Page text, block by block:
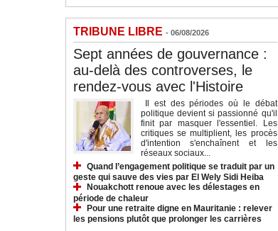
TRIBUNE LIBRE - 06/08/2026
Sept années de gouvernance :
au-delà des controverses, le
rendez-vous avec l'Histoire
Il est des périodes où le débat
politique devient si passionné qu'il
finit par masquer l'essentiel. Les
critiques se multiplient, les procès
d'intention s'enchaînent et les
réseaux sociaux...
Quand l’engagement politique se traduit par un
geste qui sauve des vies par El Wely Sidi Heiba
Nouakchott renoue avec les délestages en
période de chaleur
Pour une retraite digne en Mauritanie : relever
les pensions plutôt que prolonger les carrières